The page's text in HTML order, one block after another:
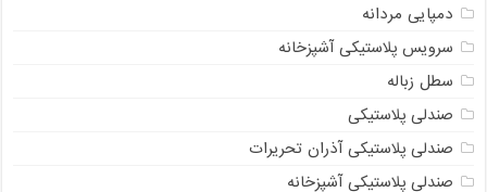
دمپایی مردانه
سرویس پلاستیکی آشپزخانه
سطل زباله
صندلی پلاستیکی
صندلی پلاستیکی آذران تحریرات
صندلی پلاستیکی آشپزخانه